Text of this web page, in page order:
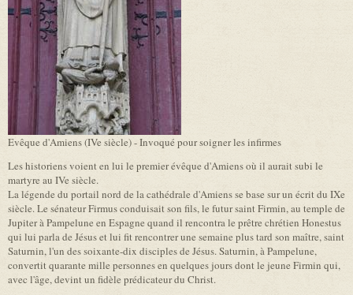
Evêque d'Amiens (IVe siècle) - Invoqué pour soigner les infirmes
Les historiens voient en lui le premier évêque d'Amiens où il aurait subi le
martyre au IVe siècle.
La légende du portail nord de la cathédrale d'Amiens se base sur un écrit du IXe
siècle. Le sénateur Firmus conduisait son fils, le futur saint Firmin, au temple de
Jupiter à Pampelune en Espagne quand il rencontra le prêtre chrétien Honestus
qui lui parla de Jésus et lui fit rencontrer une semaine plus tard son maître, saint
Saturnin, l'un des soixante-dix disciples de Jésus. Saturnin, à Pampelune,
convertit quarante mille personnes en quelques jours dont le jeune Firmin qui,
avec l'âge, devint un fidèle prédicateur du Christ.